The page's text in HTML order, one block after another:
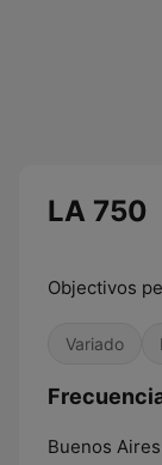
LA 750
Objectivos
Variado
Buenos